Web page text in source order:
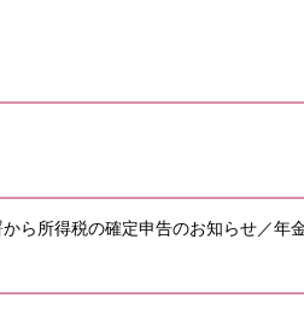
ら所得税の確定申告のお知らせ／年